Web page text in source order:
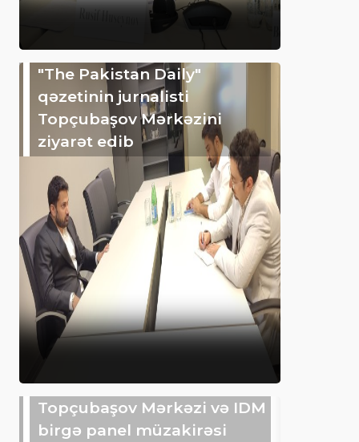
"The Pakistan Daily"
qəzetinin jurnalisti
Topçubaşov Mərkəzini
ziyarət edib
Topçubaşov Mərkəzi və IDM
birgə panel müzakirəsi